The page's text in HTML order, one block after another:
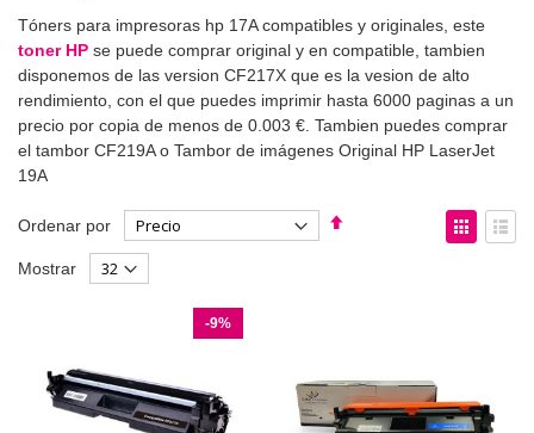
Tóners para impresoras hp 17A compatibles y originales, este
toner HP se puede comprar original y en compatible, tambien
disponemos de las version CF217X que es la vesion de alto
rendimiento, con el que puedes imprimir hasta 6000 paginas a un
precio por copia de menos de 0.003 €. Tambien puedes comprar
el tambor CF219A o Tambor de imágenes Original HP LaserJet
19A
Ordenar por
Fijar
Ver
como
Mostrar
-9%